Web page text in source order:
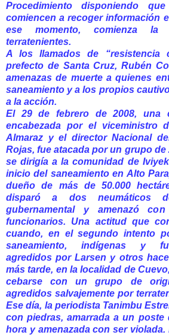
Procedimiento disponiendo
comiencen a recoger información
ese momento, comienza
terratenientes.
A los llamados de “resistencia
prefecto de Santa Cruz, Rubén
amenazas de muerte a quienes
saneamiento y a los propios
a la acción.
El 29 de febrero de 2008, una
encabezada por el viceministro
Almaraz y el director Nacional
Rojas, fue atacada por un grupo
se dirigía a la comunidad de
inicio del saneamiento en Alto
dueño de más de 50.000
disparó a dos neumáticos
gubernamental y amenazó
funcionarios. Una actitud que
cuando, en el segundo intento
saneamiento, indígenas y
agredidos por Larsen y otros
más tarde, en la localidad de
cebarse con un grupo de
agredidos salvajemente por
Ese día, la periodista Tanimbu
con piedras, amarrada a un poste
hora y amenazada con ser